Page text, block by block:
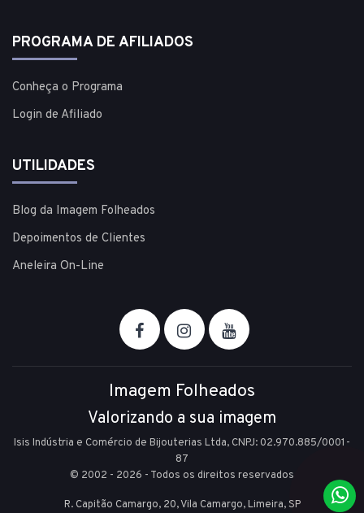
PROGRAMA DE AFILIADOS
Conheça o Programa
Login de Afiliado
UTILIDADES
Blog da Imagem Folheados
Depoimentos de Clientes
Aneleira On-Line
Imagem Folheados
Valorizando a sua imagem
Isis Indústria e Comércio de Bijouterias Ltda, CNPJ: 02.970.885/0001-
87
© 2002 - 2026 - Todos os direitos reservados
R. Capitão Camargo, 20, Vila Camargo,Limeira,SP